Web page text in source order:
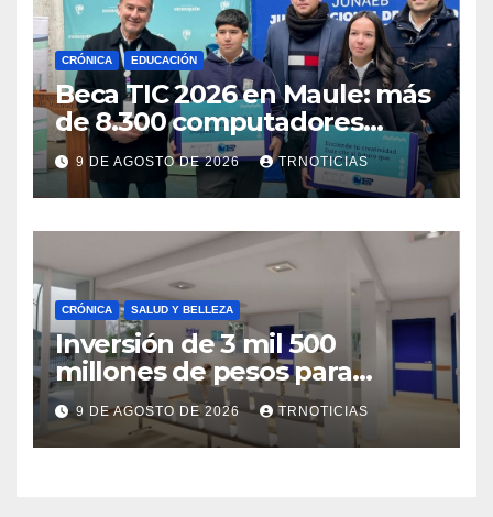
CRÓNICA EDUCACIÓN
Beca TIC 2026 en Maule: más
de 8.300 computadores
están siendo entregados en
la región
9 DE AGOSTO DE 2026 TRNOTICIAS
CRÓNICA SALUD Y BELLEZA
Inversión de 3 mil 500
millones de pesos para
mejorar el Cesfam
Astaburuaga
9 DE AGOSTO DE 2026 TRNOTICIAS